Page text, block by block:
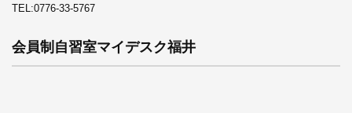
TEL:0776-33-5767
会員制自習室マイデスク福井